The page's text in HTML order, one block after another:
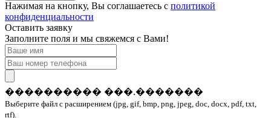
Нажимая на кнопку, Вы соглашаетесь с политикой
конфиденциальности
Оставить заявку
Заполните поля и мы свяжемся с Вами!
���������� ���.�������
Выберите файл с расширением (jpg, gif, bmp, png, jpeg, doc, docx, pdf, txt,
rtf).